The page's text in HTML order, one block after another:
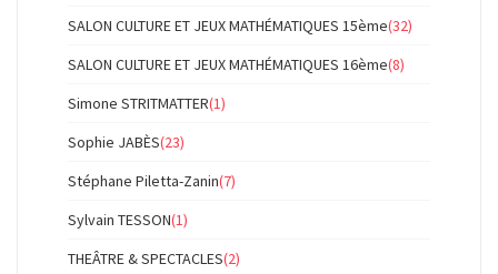
SALON CULTURE ET JEUX MATHÉMATIQUES 15ème(32)
SALON CULTURE ET JEUX MATHÉMATIQUES 16ème(8)
Simone STRITMATTER(1)
Sophie JABÈS(23)
Stéphane Piletta-Zanin(7)
Sylvain TESSON(1)
THEÂTRE & SPECTACLES(2)